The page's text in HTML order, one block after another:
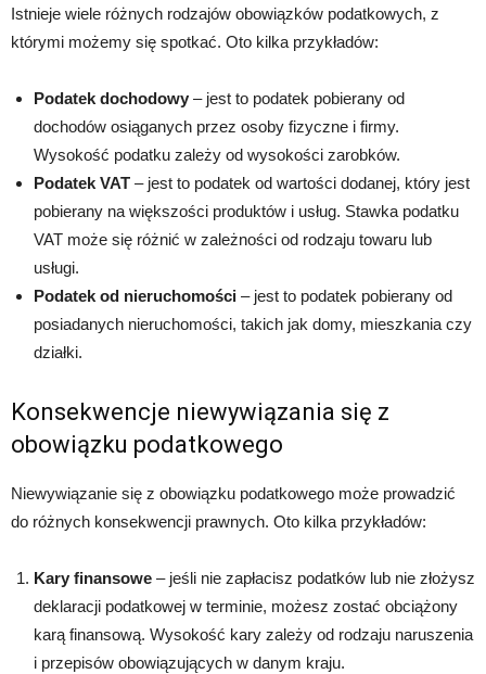
Istnieje wiele różnych rodzajów obowiązków podatkowych, z
którymi możemy się spotkać. Oto kilka przykładów:
Podatek dochodowy – jest to podatek pobierany od
dochodów osiąganych przez osoby fizyczne i firmy.
Wysokość podatku zależy od wysokości zarobków.
Podatek VAT – jest to podatek od wartości dodanej, który jest
pobierany na większości produktów i usług. Stawka podatku
VAT może się różnić w zależności od rodzaju towaru lub
usługi.
Podatek od nieruchomości – jest to podatek pobierany od
posiadanych nieruchomości, takich jak domy, mieszkania czy
działki.
Konsekwencje niewywiązania się z
obowiązku podatkowego
Niewywiązanie się z obowiązku podatkowego może prowadzić
do różnych konsekwencji prawnych. Oto kilka przykładów:
Kary finansowe – jeśli nie zapłacisz podatków lub nie złożysz
deklaracji podatkowej w terminie, możesz zostać obciążony
karą finansową. Wysokość kary zależy od rodzaju naruszenia
i przepisów obowiązujących w danym kraju.